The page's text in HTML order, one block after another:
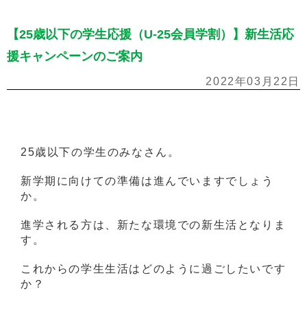
【25歳以下の学生応援（U-25会員学割）】新生活応
援キャンペーンのご案内
2022年03月22日
25歳以下の学生のみなさん。
新学期に向けての準備は進んでいますでしょう
か。
進学される方は、新たな環境での新生活となりま
す。
これからの学生生活はどのように過ごしたいです
か？